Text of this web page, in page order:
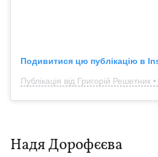
Подивитися цю публікацію в
Надя Дорофєєва